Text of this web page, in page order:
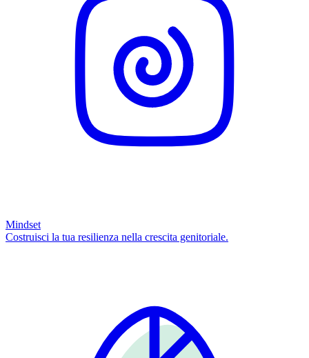
Mindset
Costruisci la tua resilienza nella crescita genitoriale.